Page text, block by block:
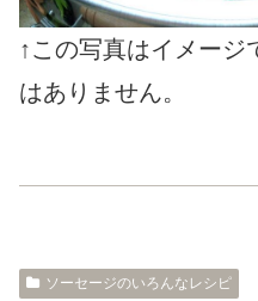
↑この写真はイメージ
はありません。
ソーセージのいろんなレシピ